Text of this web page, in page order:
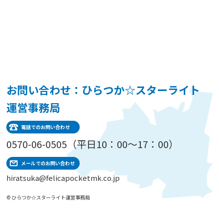
お問い合わせ：ひらつか☆スターライト
運営事務局
電話でのお問い合わせ
0570-06-0505（平日10：00～17：00）
メールでのお問い合わせ
hiratsuka@felicapocketmk.co.jp
© ひらつか☆スターライト運営事務局